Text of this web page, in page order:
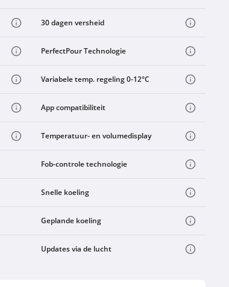
30 dagen versheid
PerfectPour Technologie
Variabele temp. regeling 0-12°C
App compatibiliteit
Temperatuur- en volumedisplay
Fob-controle technologie
Snelle koeling
Geplande koeling
Updates via de lucht